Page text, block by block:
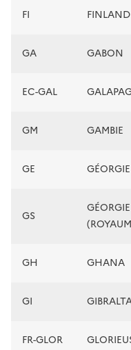
FI
GA GABON
EC-GAL
GM GAMBIE
GE GÉORGIE
GS
GH GHANA
GI
FR-GLOR